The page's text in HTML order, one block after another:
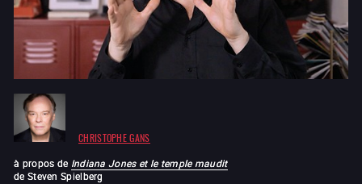
CHRISTOPHE GANS
à propos de Indiana Jones et le temple maudit
de Steven Spielberg